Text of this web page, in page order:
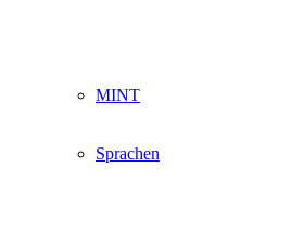
MINT
Sprachen